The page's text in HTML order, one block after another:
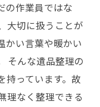
の作業員ではな
大切に扱うことが
かい言葉や暖かい
そんな遺品整理の
持っています。故
理なく整理できる